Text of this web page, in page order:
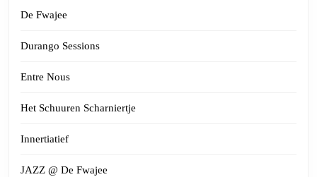
De Fwajee
Durango Sessions
Entre Nous
Het Schuuren Scharniertje
Innertiatief
JAZZ @ De Fwajee